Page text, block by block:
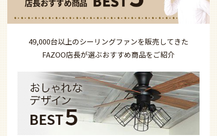
49,000台以上のシーリングファンを販売してきた
FAZOO店長が選ぶおすすめ商品をご紹介